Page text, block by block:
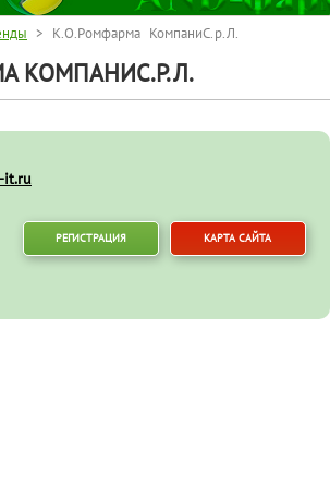
> К.О.Ромфарма КомпаниС.р.Л.
КОМПАНИС.Р.Л.
it.ru
РЕГИСТРАЦИЯ КАРТА САЙТА